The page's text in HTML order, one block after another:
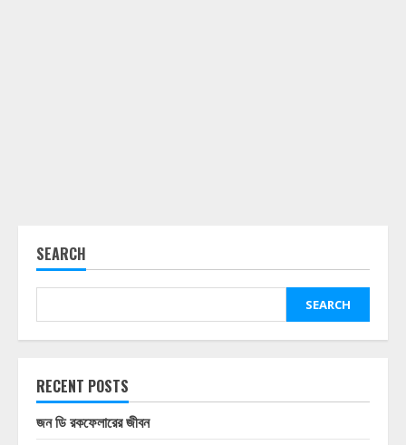
SEARCH
SEARCH
RECENT POSTS
জন ডি রকফেলারের জীবন